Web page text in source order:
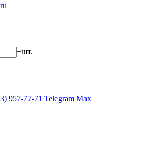
+шт.
957-77-71 Telegram Max